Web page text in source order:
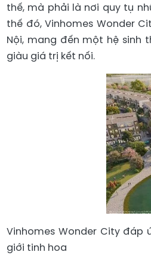
thế, mà phải là nơi quy tụ
thế đó, Vinhomes Wonder
Nội, mang đến một hệ sinh
giàu giá trị kết nối.
Vinhomes Wonder City đáp
giới tinh hoa